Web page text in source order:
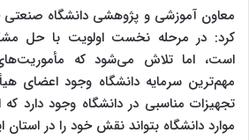
معاون آموزشی و پژوهشی دانشگاه صنعتی
کرد: در مرحله نخست اولویت با حل
است، اما تلاش می‌شود که
مهم‌ترین سرمایه دانشگاه وجود اعضای
تجهیزات مناسبی در دانشگاه وجود دارد که
موارد دانشگاه بتواند نقش خود را در استان